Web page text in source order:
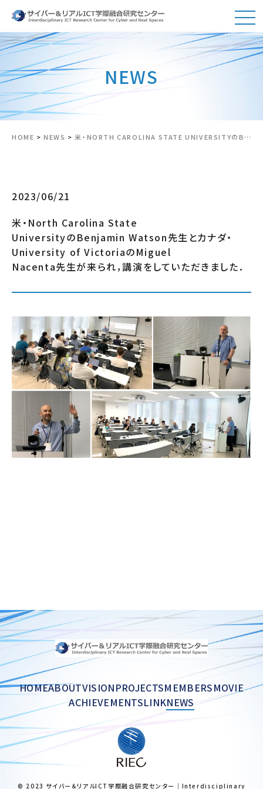
NEWS
HOME >NEWS >米・NORTH CAROLINA STATE UNIVERSITYのBENJAMIN WATSON先生とカナダ・UNIVERSITY OF VICTORIAのMIGUEL NACENTA先生が来られ，講演をしていただきました．
2023/06/21
米・North Carolina State
UniversityのBenjamin Watson先生とカナダ・
University of VictoriaのMiguel
Nacenta先生が来られ，講演をしていただきました．
HOMEABOUTVISIONPROJECTSMEMBERSMOVIE
ACHIEVEMENTSLINKNEWS
© 2023 サイバー＆リアルICT学際融合研究センター｜Interdisciplinary